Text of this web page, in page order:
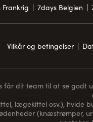
Frankrig 7days Belgien
Vilkår og betingelser
dit team til at se
lægekittel osv.), hvide
(knæstrømper,